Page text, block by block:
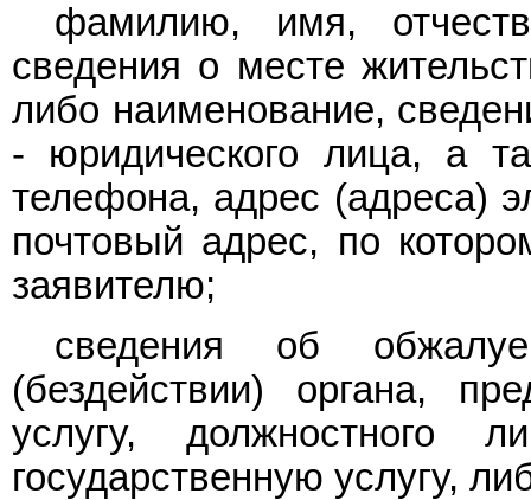
фамилию, имя,
сведения о месте
либо наименование,
- юридического лица, а
телефона, адрес (адреса)
почтовый адрес, по
заявителю;
сведения об
(бездействии) органа,
услугу, должностного
государственную услугу,